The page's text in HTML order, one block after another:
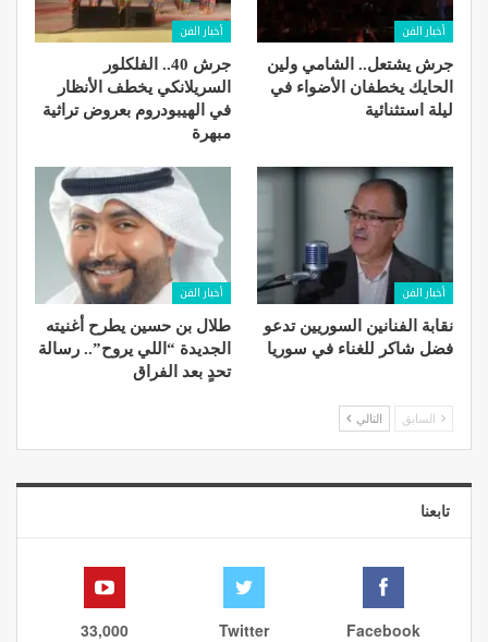
أخبار الفن
جرش يشتعل.. الشامي ولين
الحايك يخطفان الأضواء في
ليلة استثنائية
أخبار الفن
جرش 40.. الفلكلور
السريلانكي يخطف الأنظار
في الهيبودروم بعروض تراثية
مبهرة
أخبار الفن
نقابة الفنانين السوريين تدعو
فضل شاكر للغناء في سوريا
أخبار الفن
طلال بن حسين يطرح أغنيته
الجديدة “اللي يروح”.. رسالة
تحدٍ بعد الفراق
السابق التالي
تابعنا
Facebook
Twitter
33,000